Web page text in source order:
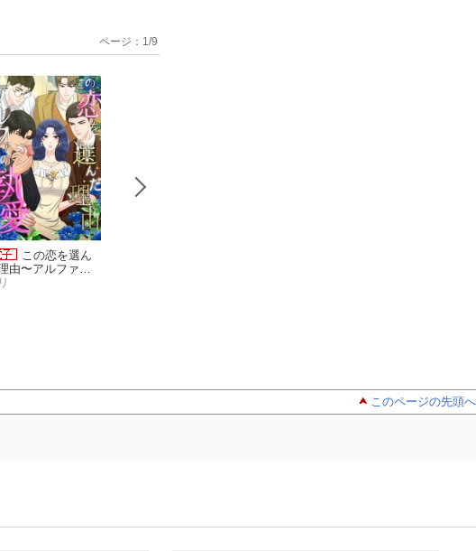
この恋を選ん
由〜アルファの
(54)
ページ： 1/9
このページの先頭へ